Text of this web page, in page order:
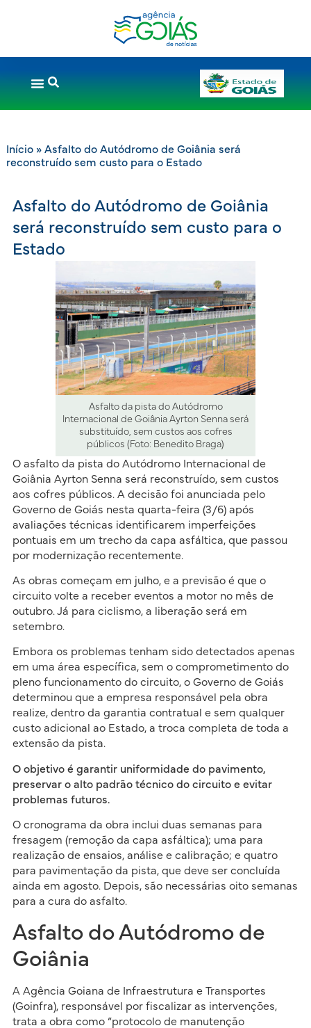
Início» Asfalto do Autódromo de Goiânia será
reconstruído sem custo para o Estado
Asfalto do Autódromo de Goiânia
será reconstruído sem custo para o
Estado
Asfalto da pista do Autódromo
Internacional de Goiânia Ayrton Senna será
substituído, sem custos aos cofres
públicos (Foto: Benedito Braga)
O asfalto da pista do Autódromo Internacional de
Goiânia Ayrton Senna será reconstruído, sem custos
aos cofres públicos. A decisão foi anunciada pelo
Governo de Goiás nesta quarta-feira (3/6) após
avaliações técnicas identificarem imperfeições
pontuais em um trecho da capa asfáltica, que passou
por modernização recentemente.
As obras começam em julho, e a previsão é que o
circuito volte a receber eventos a motor no mês de
outubro. Já para ciclismo, a liberação será em
setembro.
Embora os problemas tenham sido detectados apenas
em uma área específica, sem o comprometimento do
pleno funcionamento do circuito, o Governo de Goiás
determinou que a empresa responsável pela obra
realize, dentro da garantia contratual e sem qualquer
custo adicional ao Estado, a troca completa de toda a
extensão da pista.
O objetivo é garantir uniformidade do pavimento,
preservar o alto padrão técnico do circuito e evitar
problemas futuros.
O cronograma da obra inclui duas semanas para
fresagem (remoção da capa asfáltica); uma para
realização de ensaios, análise e calibração; e quatro
para pavimentação da pista, que deve ser concluída
ainda em agosto. Depois, são necessárias oito semanas
para a cura do asfalto.
Asfalto do Autódromo de
Goiânia
A Agência Goiana de Infraestrutura e Transportes
(Goinfra), responsável por fiscalizar as intervenções,
trata a obra como “protocolo de manutenção